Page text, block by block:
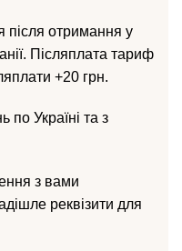
після отримання у
Післяплата тариф
+20 грн.
Україні та з
з вами
реквізити для